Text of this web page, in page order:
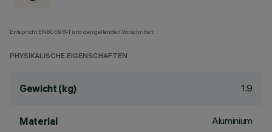
Entspricht EN60598-1 und den geltenden Vorschriften.
PHYSIKALISCHE EIGENSCHAFTEN
Gewicht (kg) 1.9
Material Aluminium